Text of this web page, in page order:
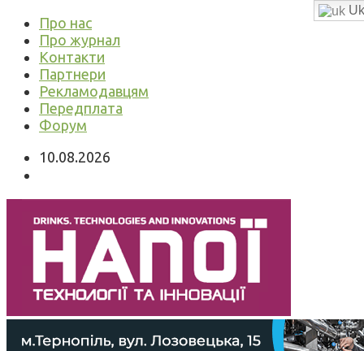
Про нас
Про журнал
Контакти
Партнери
Рекламодавцям
Передплата
Форум
10.08.2026